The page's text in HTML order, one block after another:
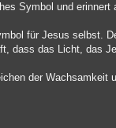
Symbol und erinnert
für Jesus selbst.
dass das Licht, das
der